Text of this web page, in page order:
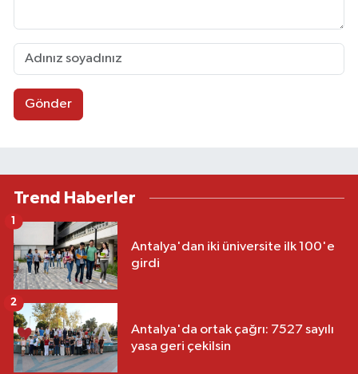
Gönder
Trend Haberler
Antalya'dan iki üniversite ilk 100'e
girdi
1
Antalya'da ortak çağrı: 7527 sayılı
yasa geri çekilsin
2